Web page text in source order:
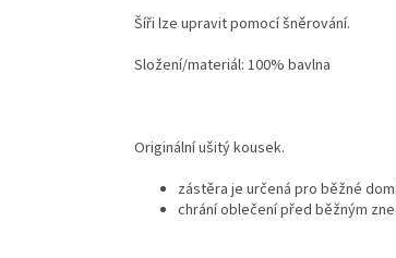
Šíři lze upravit pomocí šněrování.
Složení/materiál: 100% bavlna
Originální ušitý kousek.
zástěra je určená pro běžné
chrání oblečení před běžným